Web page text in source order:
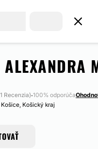
Recenzia)·100% odporúča
Košický kraj